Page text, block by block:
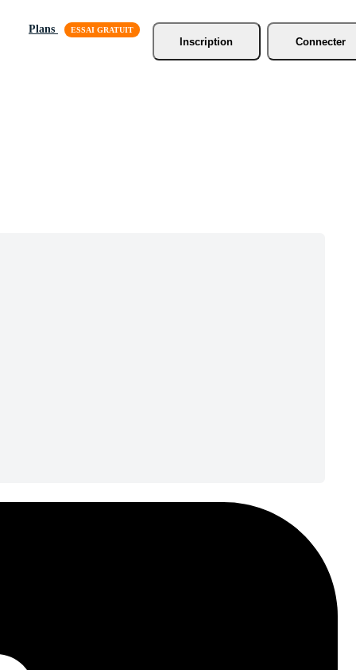
Plans
Inscription
Connecter